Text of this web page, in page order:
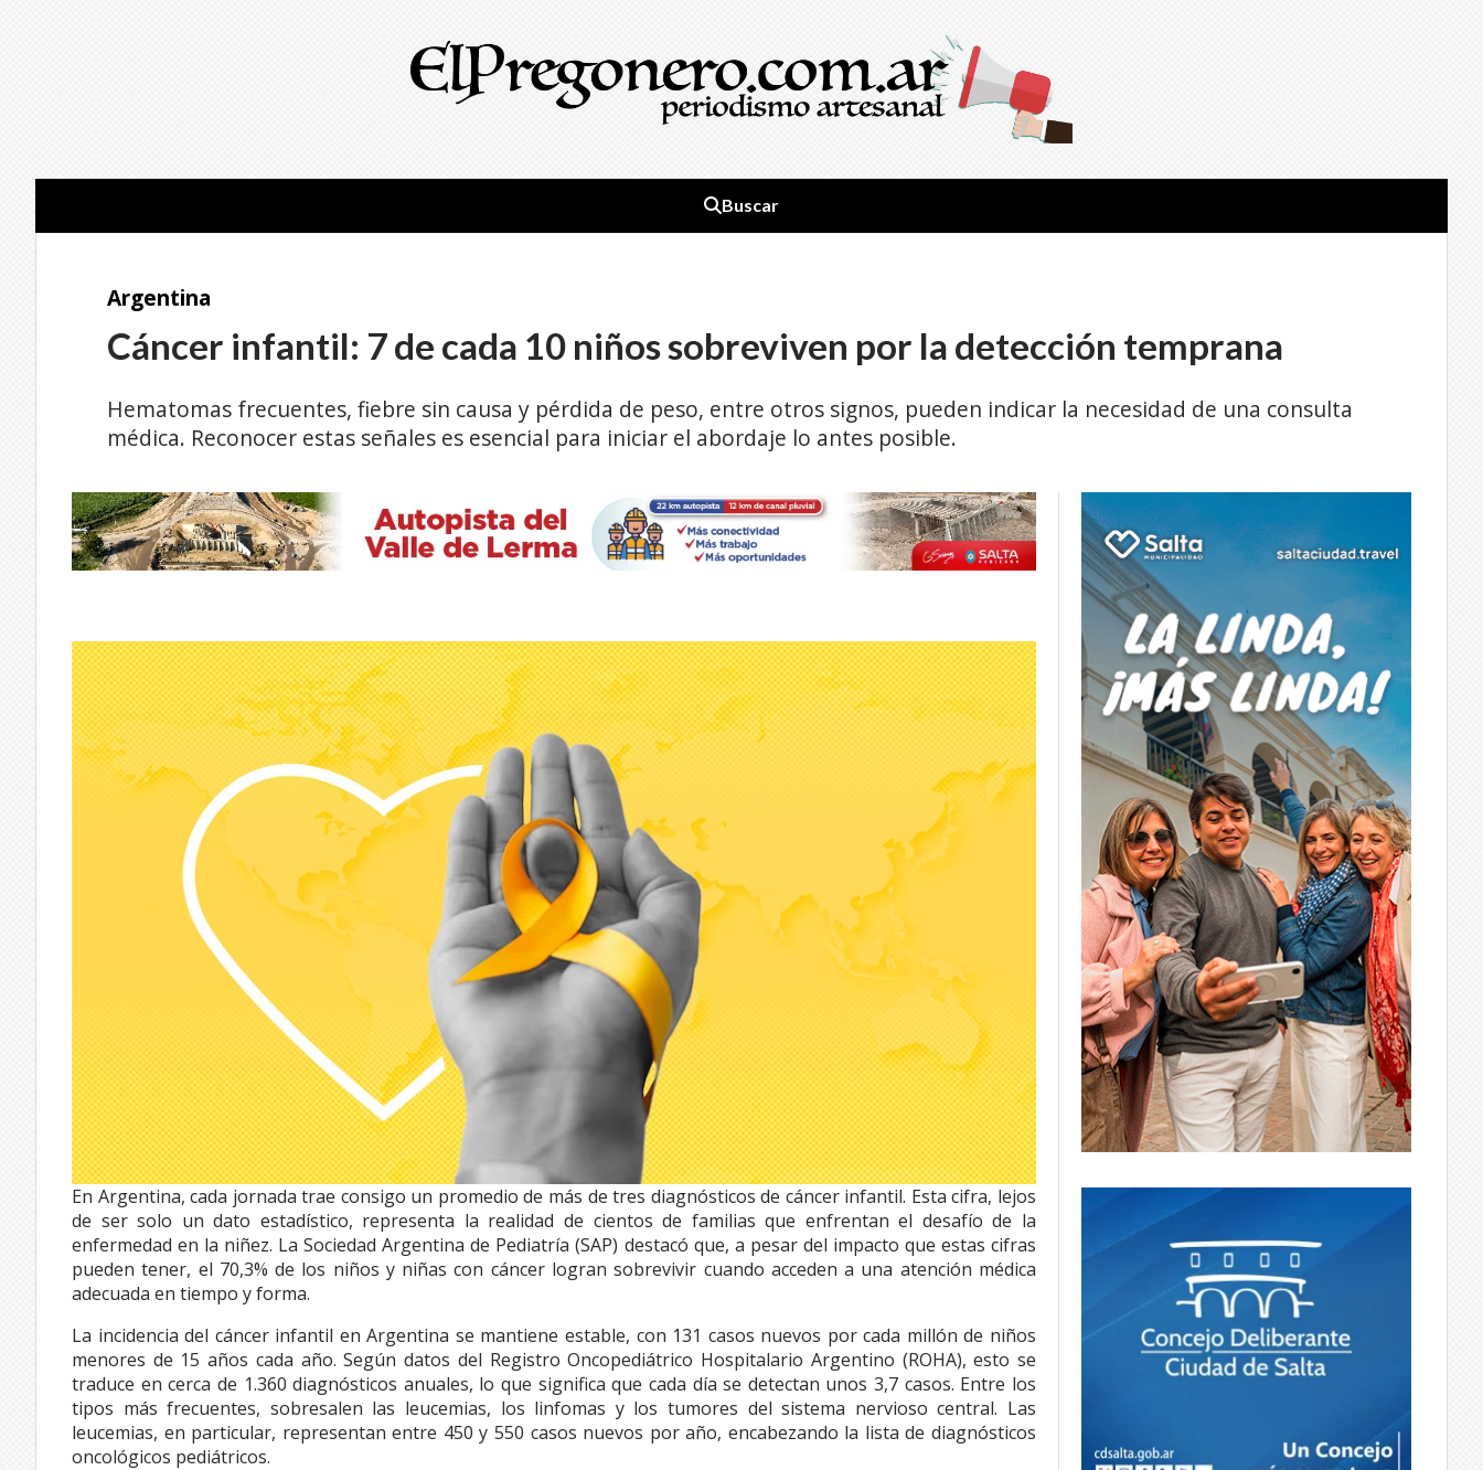
Buscar
Cáncer infantil: 7 de cada 10 niños sobreviven por la detección temprana
Hematomas frecuentes, fiebre sin causa y pérdida de peso, entre otros signos, pueden indicar la necesidad de una consulta
médica. Reconocer estas señales es esencial para iniciar el abordaje lo antes posible.
Argentina
En Argentina, cada jornada trae consigo un promedio de más de tres diagnósticos de cáncer infantil. Esta cifra, lejos
de ser solo un dato estadístico, representa la realidad de cientos de familias que enfrentan el desafío de la
enfermedad en la niñez. La Sociedad Argentina de Pediatría (SAP) destacó que, a pesar del impacto que estas cifras
pueden tener, el 70,3% de los niños y niñas con cáncer logran sobrevivir cuando acceden a una atención médica
adecuada en tiempo y forma.
La incidencia del cáncer infantil en Argentina se mantiene estable, con 131 casos nuevos por cada millón de niños
menores de 15 años cada año. Según datos del Registro Oncopediátrico Hospitalario Argentino (ROHA), esto se
traduce en cerca de 1.360 diagnósticos anuales, lo que significa que cada día se detectan unos 3,7 casos. Entre los
tipos más frecuentes, sobresalen las leucemias, los linfomas y los tumores del sistema nervioso central. Las
leucemias, en particular, representan entre 450 y 550 casos nuevos por año, encabezando la lista de diagnósticos
oncológicos pediátricos.